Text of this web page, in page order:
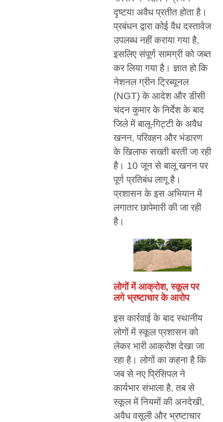
दृष्टया अवैध प्रतीत होता है।
प्रबंधन द्वारा कोई वैध दस्तावेज
उपलब्ध नहीं कराया गया है,
इसलिए संपूर्ण सामग्री को जब्त
कर लिया गया है। ज्ञात हो कि
नेशनल ग्रीन ट्रिब्यूनल
(NGT) के आदेश और डीसी
चंदन कुमार के निर्देश के बाद
जिले में बालू-गिट्टी के अवैध
खनन, परिवहन और भंडारण
के खिलाफ सख्ती बरती जा रही
है। 10 जून से बालू खनन पर
पूर्ण प्रतिबंध लागू है।
प्रशासन के इस अभियान में
लगातार छापेमारी की जा रही
है।
लोगों में आक्रोश, स्कूल पर
लगे भ्रष्टाचार के आरोप
इस कार्रवाई के बाद स्थानीय
लोगों में स्कूल प्रशासन को
लेकर भारी आक्रोश देखा जा
रहा है। लोगों का कहना है कि
जब से नए प्रिंसिपल ने
कार्यभार संभाला है, तब से
स्कूल में नियमों की अनदेखी,
अवैध वसूली और भ्रष्टाचार